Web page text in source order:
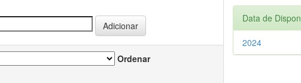
Ordenar
Data de
2024